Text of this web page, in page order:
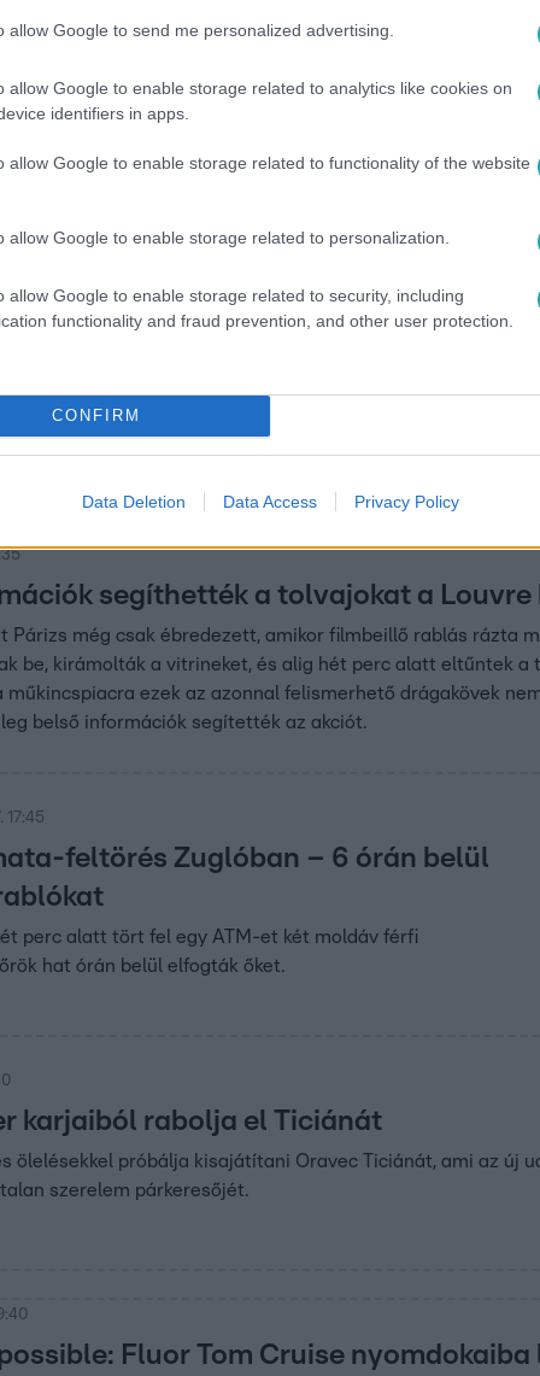
allow Google to send me personalized advertising.
allow Google to enable storage related to analytics like cookies on
identifiers in apps.
allow Google to enable storage related to functionality of the website
allow Google to enable storage related to personalization.
allow Google to enable storage related to security, including
functionality and fraud prevention, and other user protection.
CONFIRM
Data Deletion Data Access Privacy Policy
az ékszerrablásokról: „Ezeket be
mindössze hétperces, filmbe illő rablás rázta meg a
régen saját galériáját is kirabolták, és jól tudja,
és Koreából tért haza feleségével, Tündével, ahol
Tokió szervezettsége és tisztasága teljesen lenyűgözte
a sülysápi támadót
rátámadt egy nőre: ájultra verte áldozatát a sűlysápi
segíthették a tolvajokat a
Párizs még csak ébredezett, amikor filmbeillő rablás rázta
be, kirámolták a vitrineket, és alig hét perc alatt eltűntek a
műkincspiacra ezek az azonnal felismerhető drágakövek
belső információk segítették az akciót.
17:45
feltörés Zuglóban – 6 órán belül
perc alatt tört fel egy ATM-et két moldáv férfi
hat órán belül elfogták őket.
karjaiból rabolja el Ticiánát
ölelésekkel próbálja kisajátítani Oravec Ticiánát, ami az új
szerelem párkeresőjét.
Fluor Tom Cruise nyomdokaiba